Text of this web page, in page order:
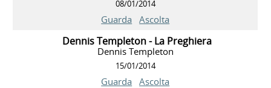
08/01/2014
Guarda Ascolta
Dennis Templeton - La Preghiera
Dennis Templeton
15/01/2014
Guarda Ascolta